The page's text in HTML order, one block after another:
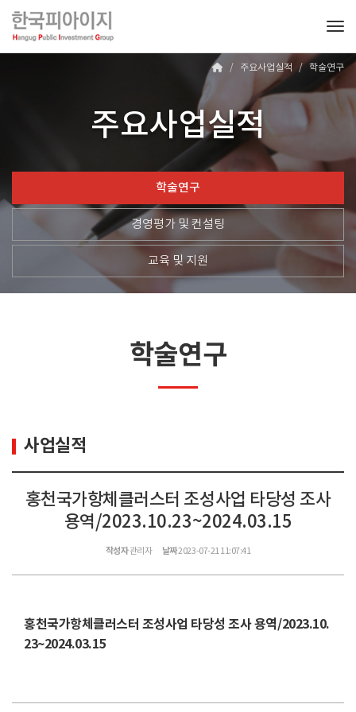
주요사업실적
주요사업실적 학술연구
학술연구
경영평가 및 컨설팅
교육 및 지원
학술연구
사업실적
홍천국가항체클러스터 조성사업 타당성 조사
용역/2023.10.23~2024.03.15
작성자관리자 날짜2023-07-21 11:07:41
홍천국가항체클러스터 조성사업 타당성 조사 용역/2023.10.
23~2024.03.15